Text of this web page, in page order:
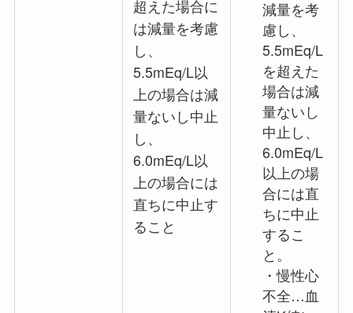
超えた場合に
は減量を考慮
し、
5.5mEq/L以
上の場合は減
量ないし中止
し、
6.0mEq/L以
上の場合には
直ちに中止す
ること
減量を考
慮し、
5.5mEq/L
を超えた
場合は減
量ないし
中止し、
6.0mEq/L
以上の場
合には直
ちに中止
するこ
と。
・慢性心
不全…血